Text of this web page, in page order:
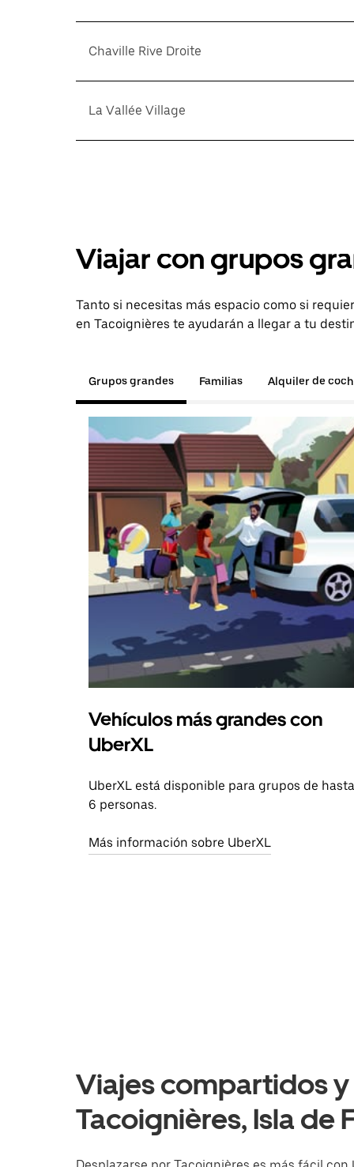
Chaville Rive Droite
La Vallée Village
Viajar con grupos
Tanto si necesitas más espacio como si
en Tacoignières te ayudarán a llegar a tu
Grupos grandes Familias Alquiler de
Vehículos más grandes con
UberXL
UberXL está disponible para grupos de hasta
6 personas.
Más información sobre UberXL
Viajes compartidos
Tacoignières, Isla de